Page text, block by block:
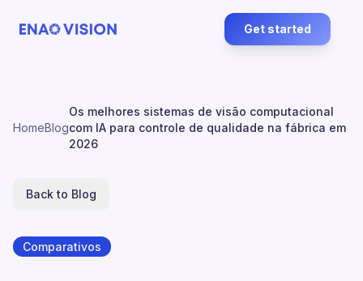
Get started
HomeBlog
Os melhores sistemas de visão computacional
com IA para controle de qualidade na fábrica em
2026
Back to Blog
Comparativos